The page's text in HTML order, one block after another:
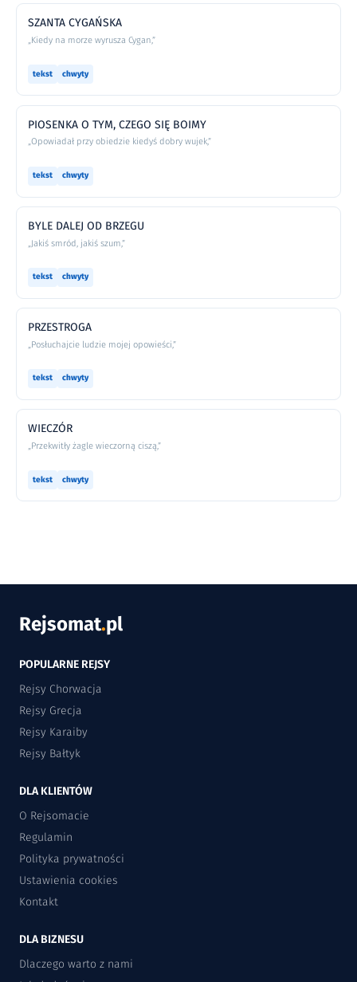
SZANTA CYGAŃSKA
„Kiedy na morze wyrusza Cygan,”
tekst chwyty
PIOSENKA O TYM, CZEGO SIĘ BOIMY
„Opowiadał przy obiedzie kiedyś dobry wujek,”
tekst chwyty
BYLE DALEJ OD BRZEGU
„Jakiś smród, jakiś szum,”
tekst chwyty
PRZESTROGA
„Posłuchajcie ludzie mojej opowieści,”
tekst chwyty
WIECZÓR
„Przekwitły żagle wieczorną ciszą,”
tekst chwyty
Rejsomat.pl
POPULARNE REJSY
Rejsy Chorwacja
Rejsy Grecja
Rejsy Karaiby
Rejsy Bałtyk
DLA KLIENTÓW
O Rejsomacie
Regulamin
Polityka prywatności
Ustawienia cookies
Kontakt
DLA BIZNESU
Dlaczego warto z nami